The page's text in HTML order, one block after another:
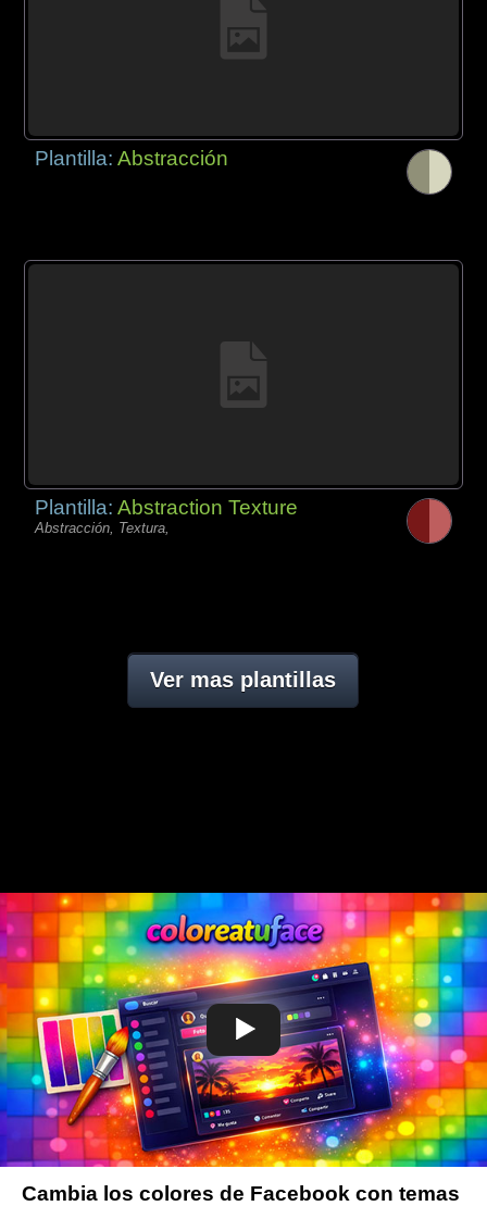
Plantilla:Abstracción
Plantilla:Abstraction Texture
Abstracción, Textura,
Ver mas plantillas
Cambia los colores de Facebook con temas